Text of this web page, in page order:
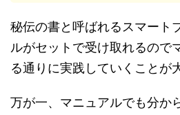
秘伝の書と呼ばれるスマート
ルがセットで受け取れるので
る通りに実践していくことが
万が一、マニュアルでも分か